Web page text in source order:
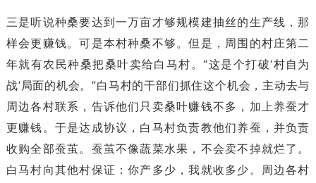
三是听说种桑要达到一万亩才够规模建抽丝的生产线，那
样会更赚钱。可是本村种桑不够。但是，周围的村庄第二
年就有农民种桑把桑叶卖给白马村。“这是个打破‘村自为
战’局面的机会。”白马村的干部们抓住这个机会，主动去与
周边各村联系，告诉他们只卖桑叶赚钱不多，加上养蚕才
更赚钱。于是达成协议，白马村负责教他们养蚕，并负责
收购全部蚕茧。蚕茧不像蔬菜水果，不会卖不掉就烂了。
白马村向其他村保证：你产多少，我就收多少。周边各村